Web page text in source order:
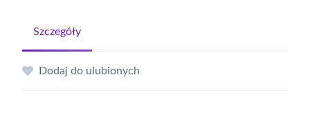
Szczegóły
Dodaj do ulubionych